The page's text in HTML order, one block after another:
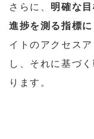
さらに、 明確な
進捗を測る指標に
イトのアクセス
し、それに基づ
ります。